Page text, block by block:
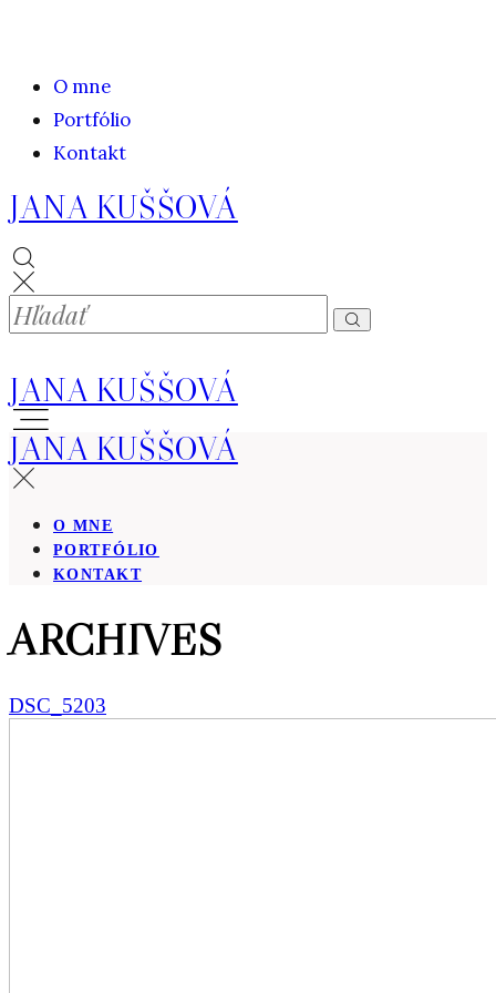
O mne
Portfólio
Kontakt
JANA KUŠŠOVÁ
JANA KUŠŠOVÁ
JANA KUŠŠOVÁ
O MNE
PORTFÓLIO
KONTAKT
ARCHIVES
DSC_5203